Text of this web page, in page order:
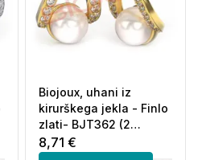
Biojoux, uhani iz
kirurškega jekla - Finlo
zlati- BJT362 (2
uhana)
8,71 €